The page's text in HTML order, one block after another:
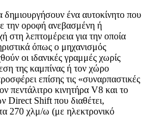
δημιουργήσουν ένα αυτοκίνητο που
την οροφή ανεβασμένη ή
στη λεπτομέρεια για την οποία
όπως ο μηχανισμός
οι ιδανικές γραμμές χωρίς
της καμπίνας ή τον χώρο
επίσης τις «συναρπαστικές
πεντάλιτρο κινητήρα V8 και το
Direct Shift που διαθέτει,
270 χλμ/ω (με ηλεκτρονικό